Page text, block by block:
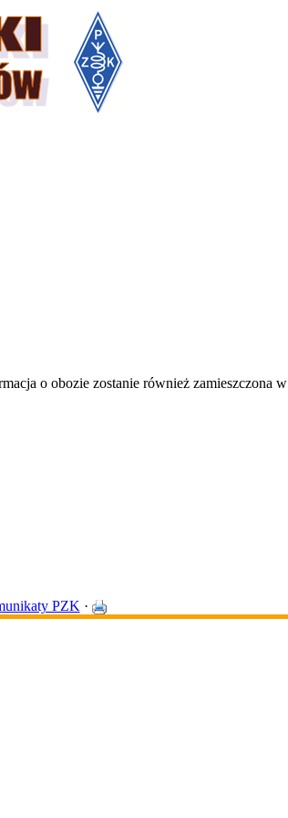
o obozie zostanie również zamieszczona w
PZK ·